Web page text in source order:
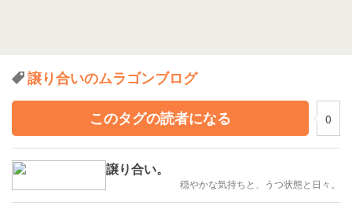
譲り合いのムラゴンブログ
このタグの読者になる
0
譲り合い。
穏やかな気持ちと、うつ状態と日々。